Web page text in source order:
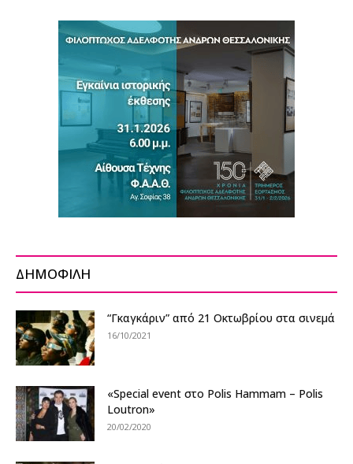
ΔΗΜΟΦΙΛΗ
“Γκαγκάριν” από 21 Οκτωβρίου στα σινεμά
16/10/2021
«Special event στο Polis Hammam – Polis
Loutron»
20/02/2020